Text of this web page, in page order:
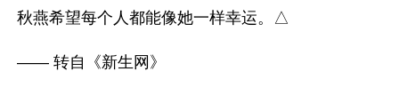
秋燕希望每个人都能像她一样幸运。△